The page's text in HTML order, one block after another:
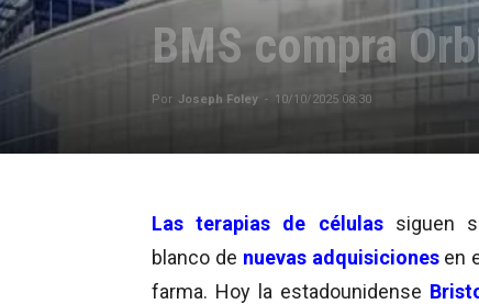
BMS compra
Por Joseph Foley - 10/10/2025 08:30
Las terapias de célulassiguen
blanco de nuevas adquisicionesen
farma. Hoy la estadounidense